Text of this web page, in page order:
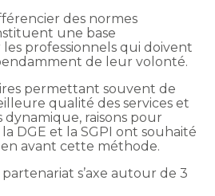
des normes
une base
professionnels qui doivent
de leur volonté.
permettant souvent de
qualité des services et
raisons pour
la DGE et la SGPI ont souhaité
avant cette méthode.
s’axe autour de 3